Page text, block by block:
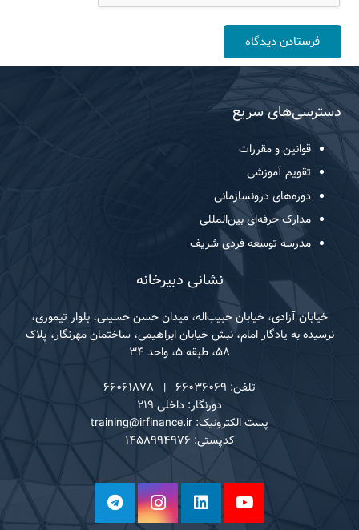
فرستادن دیدگاه
دسترسی‌های سریع
قوانین و مقررات
تقویم آموزشی
دوره‌های درونسازمانی
مدارک حرفه‌ای بین‌المللی
مدرسه توسعه فردی شریف
نشانی دبیرخانه
خیابان آزادی، خیابان حبیب‌اله، میدان حسن حسینی، بلوار تیموری،
نرسیده به یادگار امام، نبش خیابان ابراهیمی، ساختمان مهرنگار، پلاک
۵۸، طبقه ۵، واحد ۳۴
تلفن: ۶۶۰۳۶۰۶۹ | ۶۶۰۶۱۸۷۸
دورنگار: داخلی ۲۱۹
پست الکترونیک: training@irfinance.ir
کدپستی: ۱۴۵۸۹۹۴۹۷۶